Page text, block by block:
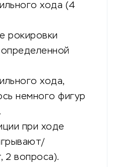
хода (4
рокировки
хода,
немного фигур
при ходе
2 вопроса).